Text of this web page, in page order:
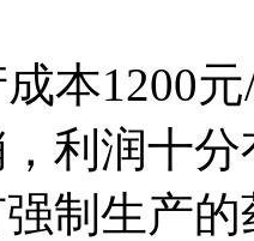
本1200
利润十
强制生产